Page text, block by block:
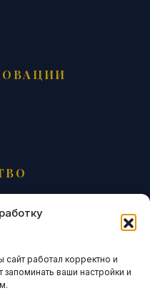
работал корректно и
ваши настройки и